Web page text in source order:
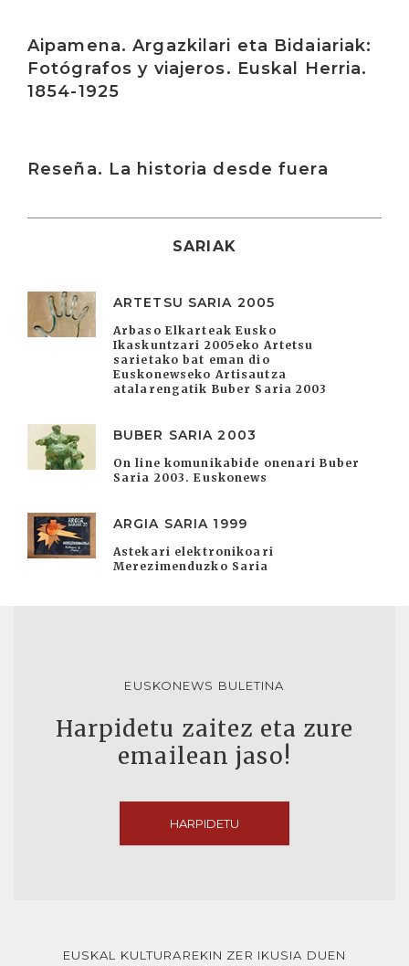
Aipamena. Argazkilari eta Bidaiariak:
Fotógrafos y viajeros. Euskal Herria.
1854-1925
Reseña. La historia desde fuera
SARIAK
ARTETSU SARIA 2005
Arbaso Elkarteak Eusko
Ikaskuntzari 2005eko Artetsu
sarietako bat eman dio
Euskonewseko Artisautza
atalarengatik Buber Saria 2003
BUBER SARIA 2003
On line komunikabide onenari Buber
Saria 2003. Euskonews
ARGIA SARIA 1999
Astekari elektronikoari
Merezimenduzko Saria
EUSKONEWS BULETINA
Harpidetu zaitez eta zure
emailean jaso!
HARPIDETU
EUSKAL KULTURAREKIN ZER IKUSIA DUEN